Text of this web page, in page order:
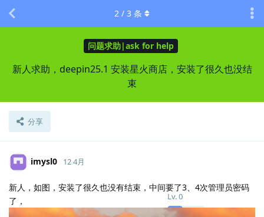
问题求助|ask for help
新人求助，deepin25.1 安装星火商店，安装了很久也没结
束
分享
2 / 3 条
imysl0
Lv.0
12 4月
新人，如图，安装了很久也没有结束，中间要了3、4次管理员密码
了，